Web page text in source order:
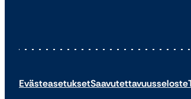
EvästeasetuksetSaavutettavuusseloste